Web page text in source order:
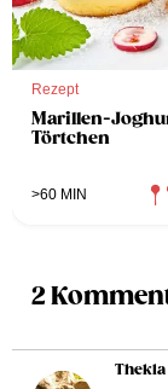
Rezept
Marillen-
Törtchen
>60 MIN
2
Thekla